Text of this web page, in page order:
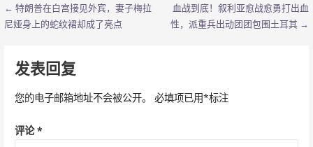
文
导
航
← 特朗普在白宫接见外宾，妻子梅拉
尼娅身上的蛇纹裙却成了亮点
血战到底！叙利亚愈战愈勇打出血
性，派重兵出动团团包围土耳其 →
发表回复
您的电子邮箱地址不会被公开。 必填项已用*标注
评论*